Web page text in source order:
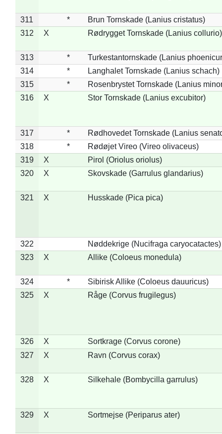
311 *
Brun Tornskade (Lanius cristatus)
312
X Rødrygget Tornskade (Lanius collurio)
313 *
Turkestantornskade (Lanius
314
*
Langhalet Tornskade (Lanius schach)
315
*
Rosenbrystet Tornskade (Lanius
316
X Stor Tornskade (Lanius excubitor)
317 *
Rødhovedet Tornskade (Lanius
318
*
Rødøjet Vireo (Vireo olivaceus)
319
X
Pirol (Oriolus oriolus)
320
X Skovskade (Garrulus glandarius)
321 X Husskade (Pica pica)
322
Nøddekrige (Nucifraga caryocatactes)
323
X Allike (Coloeus monedula)
324 *
Sibirisk Allike (Coloeus dauuricus)
325
X Råge (Corvus frugilegus)
326 X
Sortkrage (Corvus corone)
327
X Ravn (Corvus corax)
328 X Silkehale (Bombycilla garrulus)
329 X Sortmejse (Periparus ater)